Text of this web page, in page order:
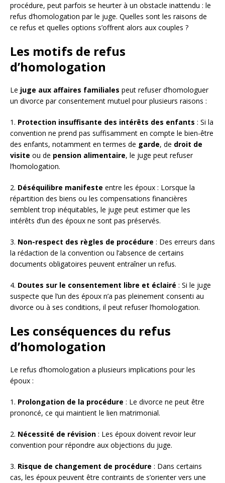
procédure, peut parfois se heurter à un obstacle inattendu : le
refus d’homologation par le juge. Quelles sont les raisons de
ce refus et quelles options s’offrent alors aux couples ?
Les motifs de refus
d’homologation
Le juge aux affaires familiales peut refuser d’homologuer
un divorce par consentement mutuel pour plusieurs raisons :
1. Protection insuffisante des intérêts des enfants : Si la
convention ne prend pas suffisamment en compte le bien-être
des enfants, notamment en termes de garde, de droit de
visite ou de pension alimentaire, le juge peut refuser
l’homologation.
2. Déséquilibre manifeste entre les époux : Lorsque la
répartition des biens ou les compensations financières
semblent trop inéquitables, le juge peut estimer que les
intérêts d’un des époux ne sont pas préservés.
3. Non-respect des règles de procédure : Des erreurs dans
la rédaction de la convention ou l’absence de certains
documents obligatoires peuvent entraîner un refus.
4. Doutes sur le consentement libre et éclairé : Si le juge
suspecte que l’un des époux n’a pas pleinement consenti au
divorce ou à ses conditions, il peut refuser l’homologation.
Les conséquences du refus
d’homologation
Le refus d’homologation a plusieurs implications pour les
époux :
1. Prolongation de la procédure : Le divorce ne peut être
prononcé, ce qui maintient le lien matrimonial.
2. Nécessité de révision : Les époux doivent revoir leur
convention pour répondre aux objections du juge.
3. Risque de changement de procédure : Dans certains
cas, les époux peuvent être contraints de s’orienter vers une